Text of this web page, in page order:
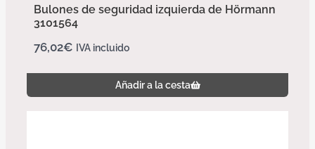
Bulones de seguridad izquierda de Hörmann
3101564
76,02€ IVA incluido
Añadir a la cesta